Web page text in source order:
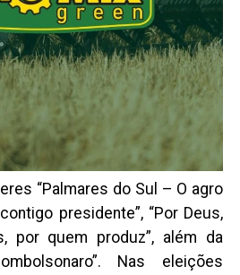
“Palmares do Sul – O agro
presidente”, “Por Deus,
por quem produz”, além da
Nas eleições